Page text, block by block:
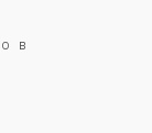
в